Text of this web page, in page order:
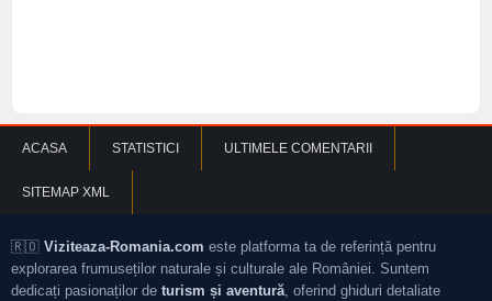
ACASA STATISTICI ULTIMELE COMENTARII
SITEMAP XML
🇷🇴 Viziteaza-Romania.com este platforma ta de referință pentru
explorarea frumuseților naturale și culturale ale României. Suntem
dedicați pasionaților de turism și aventură, oferind ghiduri detaliate